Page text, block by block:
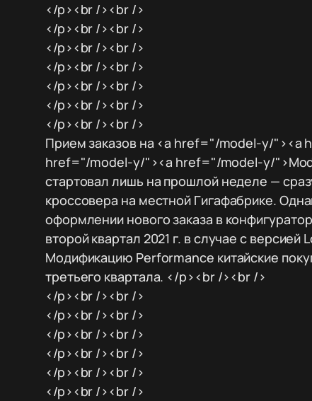
</p><br /><br />
</p><br /><br />
</p><br /><br />
</p><br /><br />
</p><br /><br />
</p><br /><br />
</p><br /><br />
Прием заказов на <a href="/model-y/"><a
href="/model-y/"><a href="/model-y/
стартовал лишь на прошлой неделе —
кроссовера на местной Гигафабрике.
оформлении нового заказа в
второй квартал 2021 г. в случае с версией
Модификацию Performance китайские
третьего квартала. </p><br /><br />
</p><br /><br />
</p><br /><br />
</p><br /><br />
</p><br /><br />
</p><br /><br />
</p><br /><br />